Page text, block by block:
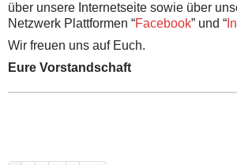
über unsere Internetseite sowie über
Netzwerk Plattformen “Facebook” und “
Wir freuen uns auf Euch.
Eure Vorstandschaft